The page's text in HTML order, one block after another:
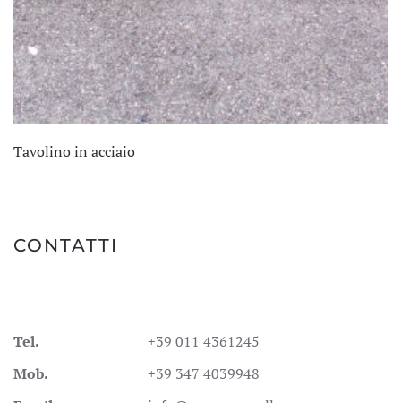
Tavolino in acciaio
CONTATTI
Tel.
+39 011 4361245
Mob.
+39 347 4039948